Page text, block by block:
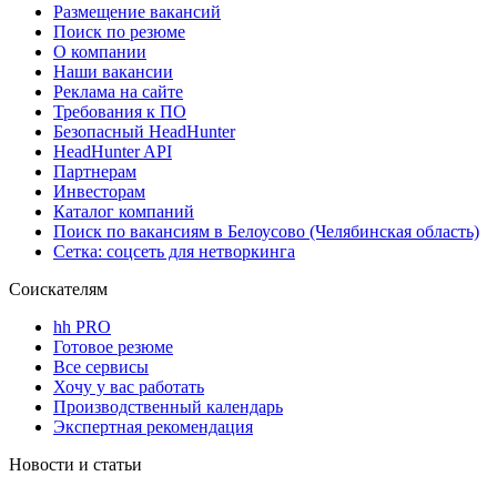
Размещение вакансий
Поиск по резюме
О компании
Наши вакансии
Реклама на сайте
Требования к ПО
Безопасный HeadHunter
HeadHunter API
Партнерам
Инвесторам
Каталог компаний
Поиск по вакансиям в Белоусово (Челябинская область)
Сетка: соцсеть для нетворкинга
Соискателям
hh PRO
Готовое резюме
Все сервисы
Хочу у вас работать
Производственный календарь
Экспертная рекомендация
Новости и статьи